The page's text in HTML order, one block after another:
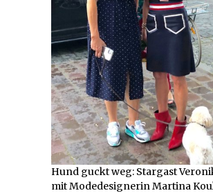
Hund guckt weg: Stargast
mit Modedesignerin Martina